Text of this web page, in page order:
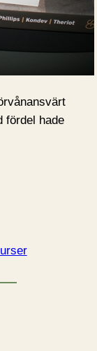
fördel hade